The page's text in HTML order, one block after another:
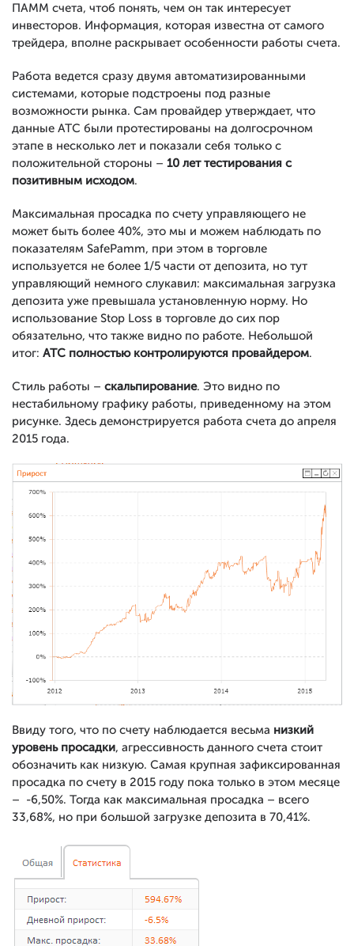
ПАММ счета, чтоб понять, чем он так интересует
инвесторов. Информация, которая известна от самого
трейдера, вполне раскрывает особенности работы счета.
Работа ведется сразу двумя автоматизированными
системами, которые подстроены под разные
возможности рынка. Сам провайдер утверждает, что
данные АТС были протестированы на долгосрочном
этапе в несколько лет и показали себя только с
положительной стороны – 10 лет тестирования с
позитивным исходом.
Максимальная просадка по счету управляющего не
может быть более 40%, это мы и можем наблюдать по
показателям SafePamm, при этом в торговле
используется не более 1/5 части от депозита, но тут
управляющий немного слукавил: максимальная загрузка
депозита уже превышала установленную норму. Но
использование Stop Loss в торговле до сих пор
обязательно, что также видно по работе. Небольшой
итог: АТС полностью контролируются провайдером.
Стиль работы – скальпирование. Это видно по
нестабильному графику работы, приведенному на этом
рисунке. Здесь демонстрируется работа счета до апреля
2015 года.
Ввиду того, что по счету наблюдается весьма низкий
уровень просадки, агрессивность данного счета стоит
обозначить как низкую. Самая крупная зафиксированная
просадка по счету в 2015 году пока только в этом месяце
– -6,50%. Тогда как максимальная просадка – всего
33,68%, но при большой загрузке депозита в 70,41%.